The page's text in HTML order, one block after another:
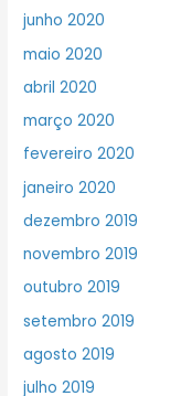
junho 2020
maio 2020
abril 2020
março 2020
fevereiro 2020
janeiro 2020
dezembro 2019
novembro 2019
outubro 2019
setembro 2019
agosto 2019
julho 2019